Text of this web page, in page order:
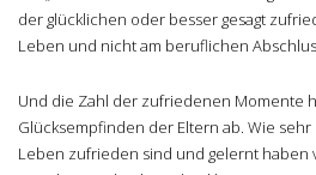
der glücklichen oder besser gesagt
Leben und nicht am beruflichen
Und die Zahl der zufriedenen Momente
Glücksempfinden der Eltern ab. Wie
Leben zufrieden sind und gelernt haben